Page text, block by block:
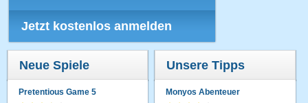
Jetzt kostenlos anmelden
Neue Spiele
Pretentious Game 5
Unsere Tipps
Monyos Abenteuer